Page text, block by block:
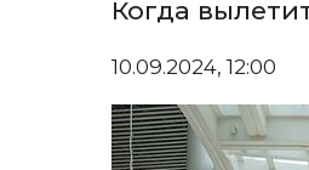
Когда
10.09.2024, 12:00